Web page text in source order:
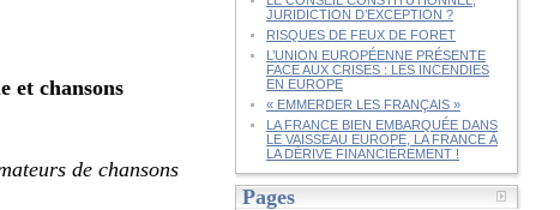
et chansons
de chansons
JURIDICTION D’EXCEPTION ?
RISQUES DE FEUX DE FORET
L’UNION EUROPÉENNE PRÉSENTE
FACE AUX CRISES : LES INCENDIES
EN EUROPE
« EMMERDER LES FRANÇAIS »
LA FRANCE BIEN EMBARQUÉE DANS
LE VAISSEAU EUROPE, LA FRANCE À
LA DÉRIVE FINANCIÈREMENT !
Pages